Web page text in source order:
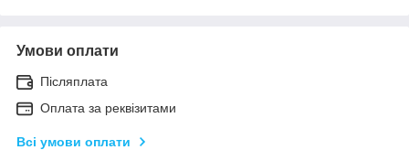
Умови оплати
Післяплата
Оплата за реквізитами
Всі умови оплати